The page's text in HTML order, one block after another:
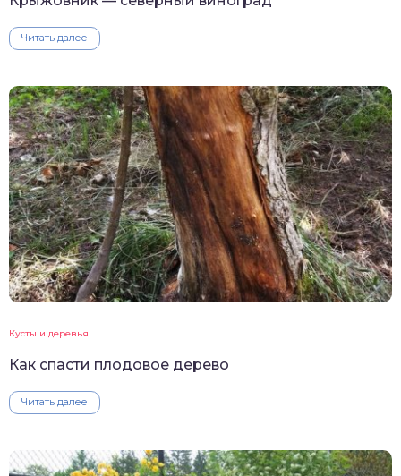
Читать далее
Кусты и деревья
Как спасти плодовое дерево
Читать далее